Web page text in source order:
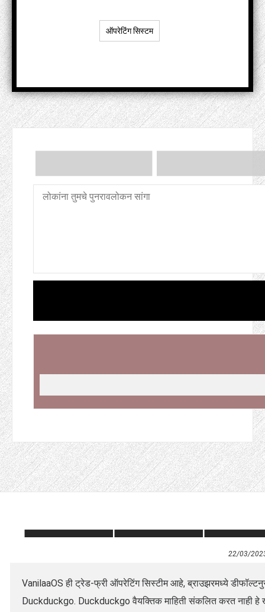
ऑपरेटिंग सिस्टम
22/03/
VanilaaOS ही ट्रेड-फ्री ऑपरेटिंग सिस्टीम आहे, ब्राउझरमध्ये
Duckduckgo. Duckduckgo वैयक्तिक माहिती संकलित करत नाही